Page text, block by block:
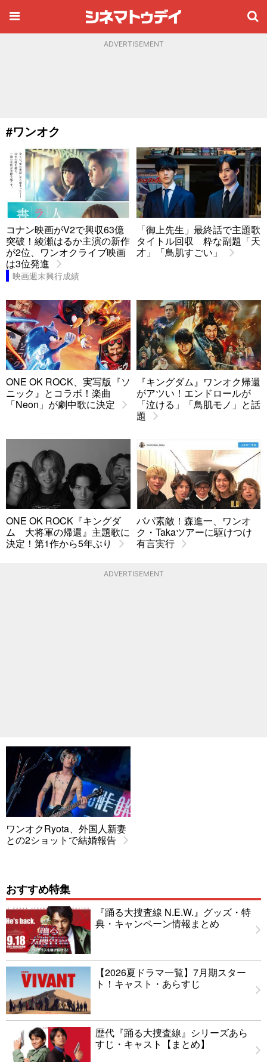
ADVERTISEMENT
#ワンオク
コナン映画がV2で興収63億
突破！綾瀬はるか主演の新作
が2位、ワンオクライブ映画
は3位発進
映画週末興行成績
「御上先生」最終話で主題歌
タイトル回収 粋な副題「天
才」「鳥肌すごい」
ONE OK ROCK、実写版『ソ
ニック』とコラボ！楽曲
「Neon」が劇中歌に決定
『キングダム』ワンオク帰還
がアツい！エンドロールが
「泣ける」「鳥肌モノ」と話
題
ONE OK ROCK『キングダ
ム 大将軍の帰還』主題歌に
決定！第1作から5年ぶり
パパ素敵！森進一、ワンオ
ク・Takaツアーに駆けつけ
有言実行
ADVERTISEMENT
ワンオクRyota、外国人新妻
との2ショットで結婚報告
おすすめ特集
『踊る大捜査線 N.E.W.』グッズ・特
典・キャンペーン情報まとめ
【2026夏ドラマ一覧】7月期スター
ト！キャスト・あらすじ
歴代『踊る大捜査線』シリーズあら
すじ・キャスト【まとめ】